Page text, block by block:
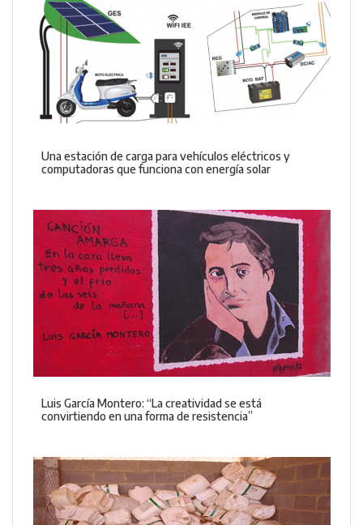
Una estación de carga para vehículos eléctricos y
computadoras que funciona con energía solar
Luis García Montero: “La creatividad se está
convirtiendo en una forma de resistencia”